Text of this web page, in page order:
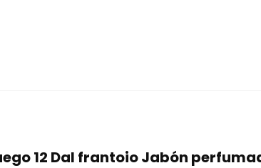
12 Dal frantoio Jabón